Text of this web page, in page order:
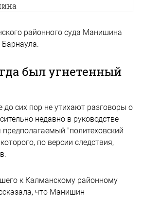
районного суда Манишина
был угнетенный
сих пор не утихают разговоры о
недавно в руководстве
предполагаемый "политеховский
по версии следствия,
к Калманскому районному
что Манишин